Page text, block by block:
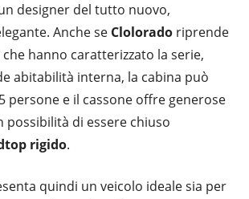
designer del tutto nuovo,
Anche se Clolorado riprende
hanno caratterizzato la serie,
abitabilità interna, la cabina può
persone e il cassone offre generose
possibilità di essere chiuso
rigido.
quindi un veicolo ideale sia per